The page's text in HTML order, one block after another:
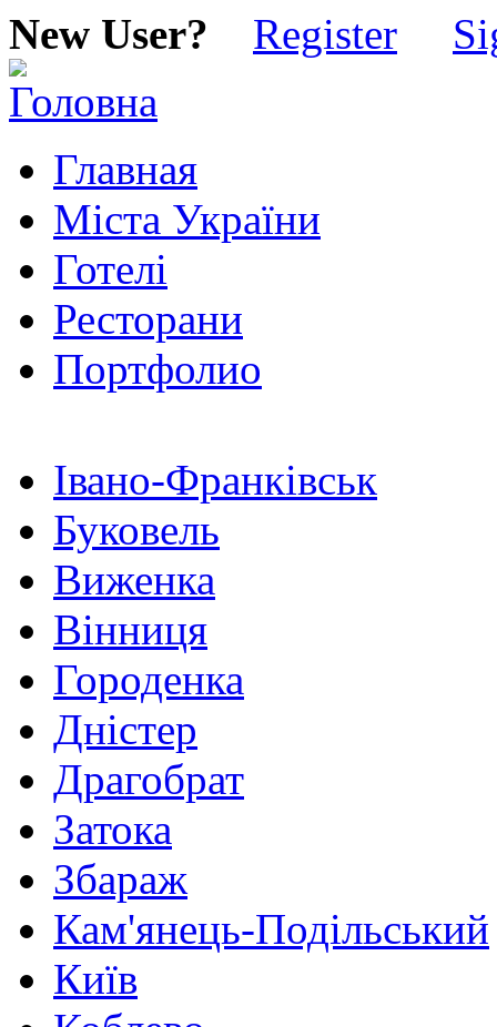
New User? Register
Главная
Міста України
Готелі
Ресторани
Портфолио
Івано-Франківськ
Буковель
Виженка
Вінниця
Городенка
Дністер
Драгобрат
Затока
Збараж
Кам'янець-Подільський
Київ